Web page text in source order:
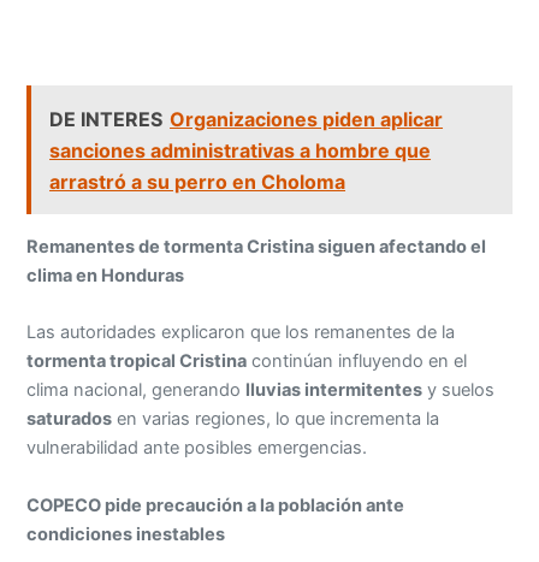
DE INTERES Organizaciones piden aplicar
sanciones administrativas a hombre que
arrastró a su perro en Choloma
Remanentes de tormenta Cristina siguen afectando el
clima en Honduras
Las autoridades explicaron que los remanentes de la
tormenta tropical Cristina continúan influyendo en el
clima nacional, generando lluvias intermitentes y suelos
saturados en varias regiones, lo que incrementa la
vulnerabilidad ante posibles emergencias.
COPECO pide precaución a la población ante
condiciones inestables